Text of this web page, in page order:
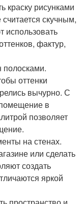
краску рисунками
скучным,
использовать
фактур,
полосками.
оттенки
вычурно. С
в
позволяет
на стенах.
или сделать
создать
яркой